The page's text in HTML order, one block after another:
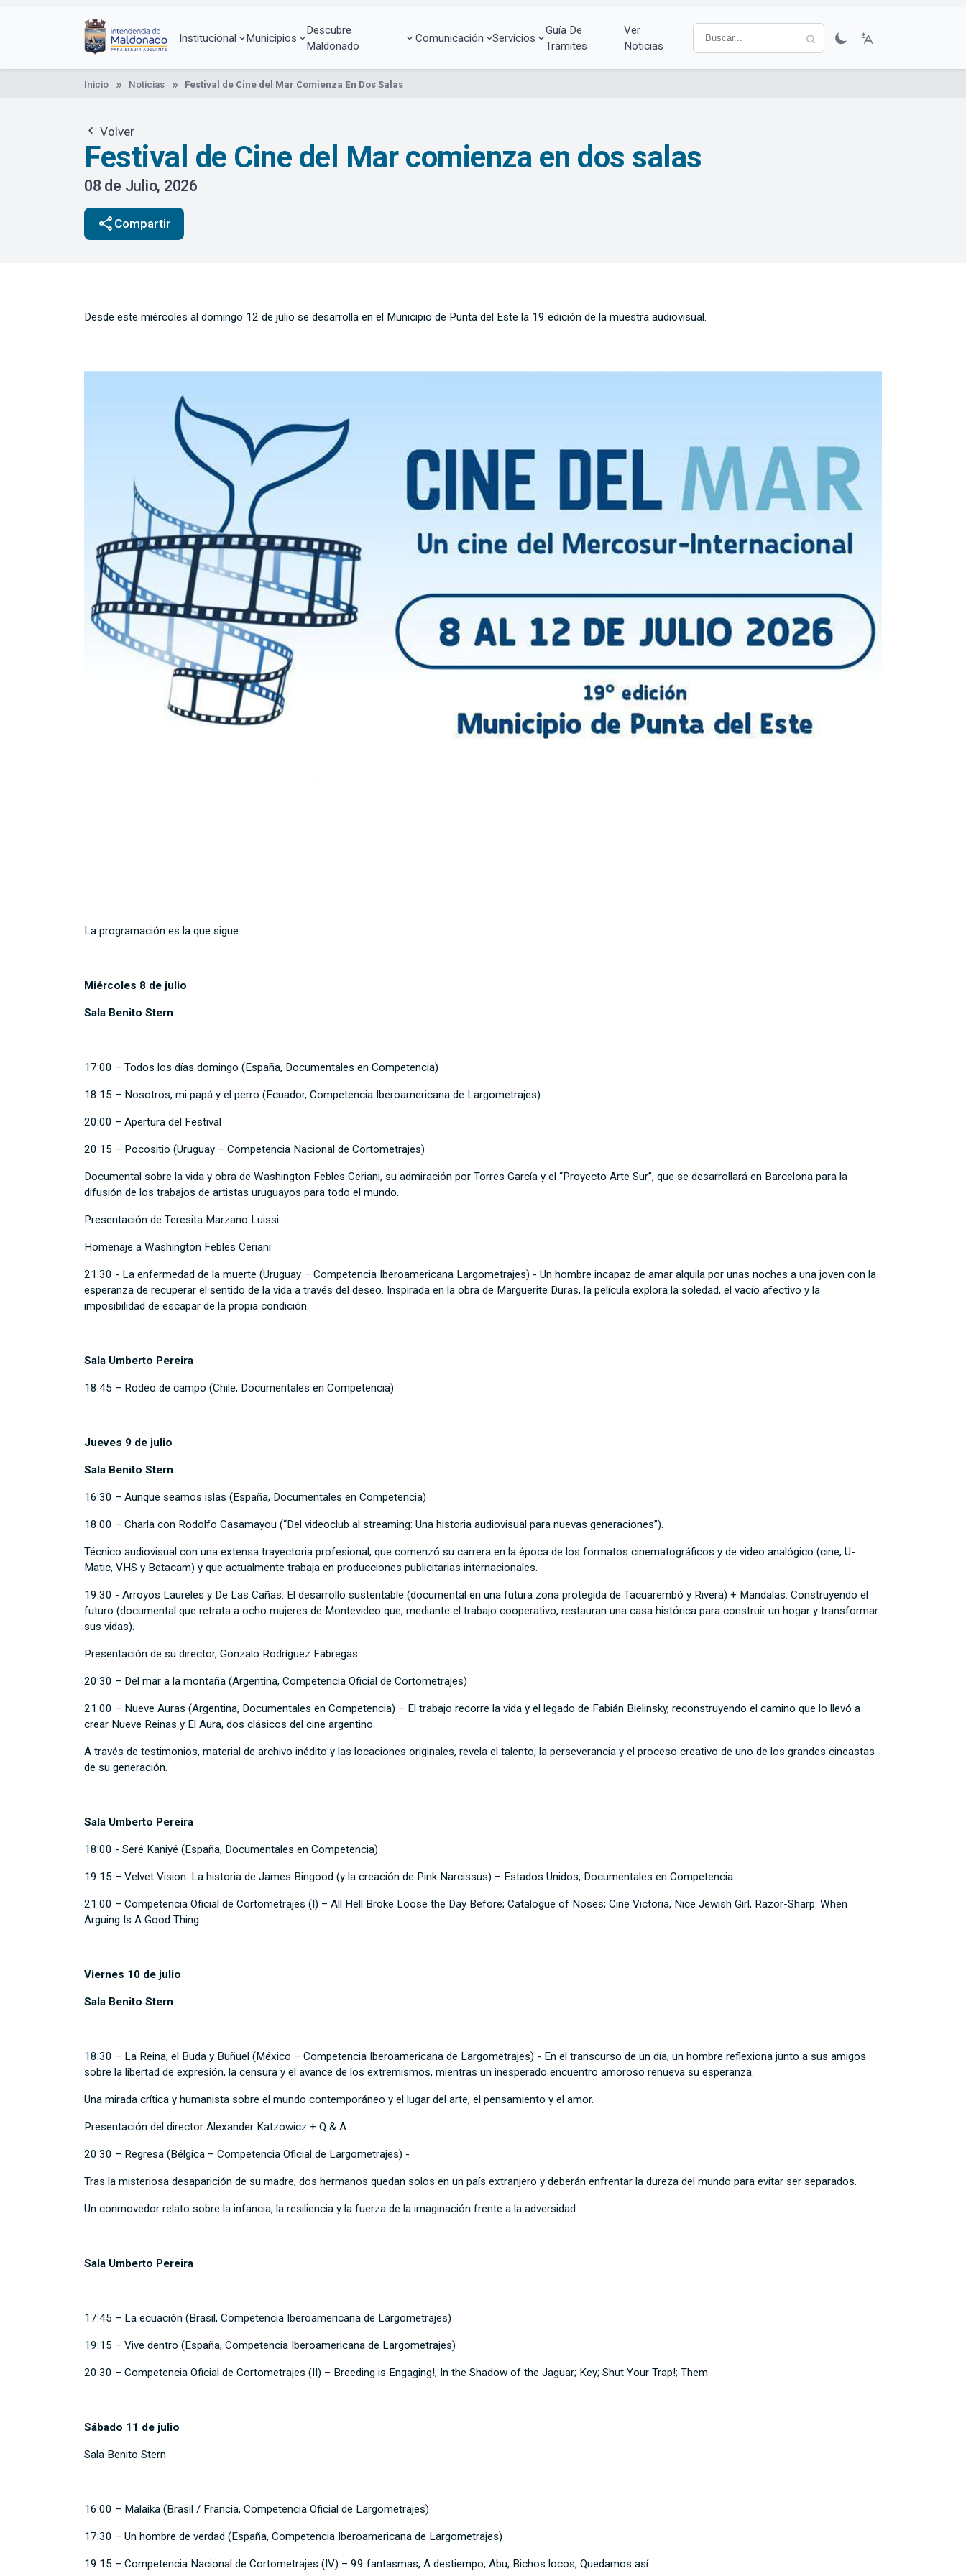
Institucional Municipios
Descubre
Maldonado
Comunicación Servicios
Guía De
Trámites
Ver
Noticias
Inicio Noticias Festival de Cine del Mar Comienza En Dos Salas
Volver
Festival de Cine del Mar comienza en dos salas
08 de Julio, 2026
share Compartir
Desde este miércoles al domingo 12 de julio se desarrolla en el Municipio de Punta del Este la 19 edición de la muestra audiovisual.
La programación es la que sigue:
Miércoles 8 de julio
Sala Benito Stern
17:00 – Todos los días domingo (España, Documentales en Competencia)
18:15 – Nosotros, mi papá y el perro (Ecuador, Competencia Iberoamericana de Largometrajes)
20:00 – Apertura del Festival
20:15 – Pocositio (Uruguay – Competencia Nacional de Cortometrajes)
Documental sobre la vida y obra de Washington Febles Ceriani, su admiración por Torres García y el “Proyecto Arte Sur”, que se desarrollará en Barcelona para la
difusión de los trabajos de artistas uruguayos para todo el mundo.
Presentación de Teresita Marzano Luissi.
Homenaje a Washington Febles Ceriani
21:30 - La enfermedad de la muerte (Uruguay – Competencia Iberoamericana Largometrajes) - Un hombre incapaz de amar alquila por unas noches a una joven con la
esperanza de recuperar el sentido de la vida a través del deseo. Inspirada en la obra de Marguerite Duras, la película explora la soledad, el vacío afectivo y la
imposibilidad de escapar de la propia condición.
Sala Umberto Pereira
18:45 – Rodeo de campo (Chile, Documentales en Competencia)
Jueves 9 de julio
Sala Benito Stern
16:30 – Aunque seamos islas (España, Documentales en Competencia)
18:00 – Charla con Rodolfo Casamayou (“Del videoclub al streaming: Una historia audiovisual para nuevas generaciones”).
Técnico audiovisual con una extensa trayectoria profesional, que comenzó su carrera en la época de los formatos cinematográficos y de video analógico (cine, U-
Matic, VHS y Betacam) y que actualmente trabaja en producciones publicitarias internacionales.
19:30 - Arroyos Laureles y De Las Cañas: El desarrollo sustentable (documental en una futura zona protegida de Tacuarembó y Rivera) + Mandalas: Construyendo el
futuro (documental que retrata a ocho mujeres de Montevideo que, mediante el trabajo cooperativo, restauran una casa histórica para construir un hogar y transformar
sus vidas).
Presentación de su director, Gonzalo Rodríguez Fábregas
20:30 – Del mar a la montaña (Argentina, Competencia Oficial de Cortometrajes)
21:00 – Nueve Auras (Argentina, Documentales en Competencia) – El trabajo recorre la vida y el legado de Fabián Bielinsky, reconstruyendo el camino que lo llevó a
crear Nueve Reinas y El Aura, dos clásicos del cine argentino.
A través de testimonios, material de archivo inédito y las locaciones originales, revela el talento, la perseverancia y el proceso creativo de uno de los grandes cineastas
de su generación.
Sala Umberto Pereira
18:00 - Seré Kaniyé (España, Documentales en Competencia)
19:15 – Velvet Vision: La historia de James Bingood (y la creación de Pink Narcissus) – Estados Unidos, Documentales en Competencia
21:00 – Competencia Oficial de Cortometrajes (I) – All Hell Broke Loose the Day Before; Catalogue of Noses; Cine Victoria, Nice Jewish Girl, Razor-Sharp: When
Arguing Is A Good Thing
Viernes 10 de julio
Sala Benito Stern
18:30 – La Reina, el Buda y Buñuel (México – Competencia Iberoamericana de Largometrajes) - En el transcurso de un día, un hombre reflexiona junto a sus amigos
sobre la libertad de expresión, la censura y el avance de los extremismos, mientras un inesperado encuentro amoroso renueva su esperanza.
Una mirada crítica y humanista sobre el mundo contemporáneo y el lugar del arte, el pensamiento y el amor.
Presentación del director Alexander Katzowicz + Q & A
20:30 – Regresa (Bélgica – Competencia Oficial de Largometrajes) -
Tras la misteriosa desaparición de su madre, dos hermanos quedan solos en un país extranjero y deberán enfrentar la dureza del mundo para evitar ser separados.
Un conmovedor relato sobre la infancia, la resiliencia y la fuerza de la imaginación frente a la adversidad.
Sala Umberto Pereira
17:45 – La ecuación (Brasil, Competencia Iberoamericana de Largometrajes)
19:15 – Vive dentro (España, Competencia Iberoamericana de Largometrajes)
20:30 – Competencia Oficial de Cortometrajes (II) – Breeding is Engaging!; In the Shadow of the Jaguar; Key; Shut Your Trap!; Them
Sábado 11 de julio
Sala Benito Stern
16:00 – Malaika (Brasil / Francia, Competencia Oficial de Largometrajes)
17:30 – Un hombre de verdad (España, Competencia Iberoamericana de Largometrajes)
19:15 – Competencia Nacional de Cortometrajes (IV) – 99 fantasmas, A destiempo, Abu, Bichos locos, Quedamos así